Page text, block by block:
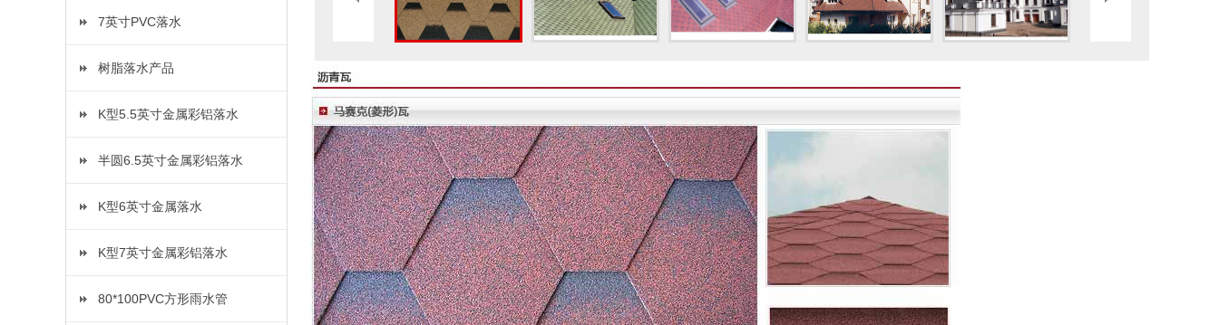
7英寸PVC落水
树脂落水产品
K型5.5英寸金属彩铝落水
半圆6.5英寸金属彩铝落水
K型6英寸金属落水
K型7英寸金属彩铝落水
80*100PVC方形雨水管